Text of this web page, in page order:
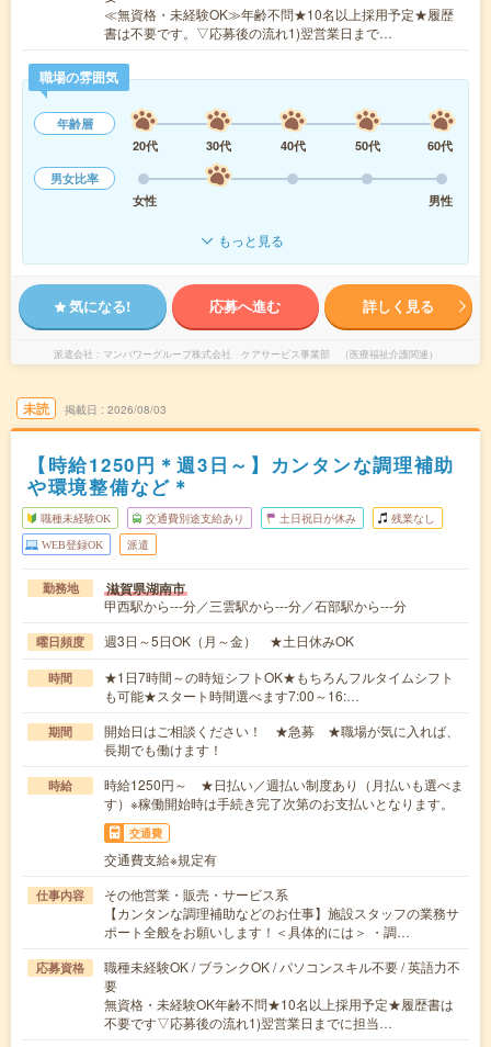
≪無資格・未経験OK≫年齢不問★10名以上採用予定★履歴
書は不要です。▽応募後の流れ1)翌営業日まで…
職場の雰囲気
年齢層
20代
30代 40代 50代
60代
男女比率
女性
男性
もっと見る
気になる! 応募へ進む 詳しく見る
派遣会社 マンパワーグループ株式会社 ケアサービス事業部 （医療福祉介護関連）
未読 掲載日 2026/08/03
【時給1250円＊週3日～】カンタンな調理補助
や環境整備など＊
職種未経験OK 交通費別途支給あり 土日祝日が休み 残業なし
WEB登録OK 派遣
勤務地 滋賀県湖南市
甲西駅から---分／三雲駅から---分／石部駅から---分
曜日頻度 週3日～5日OK（月～金） ★土日休みOK
時間
★1日7時間～の時短シフトOK★もちろんフルタイムシフト
も可能★スタート時間選べます7:00～16:…
期間
開始日はご相談ください！ ★急募 ★職場が気に入れば、
長期でも働けます！
時給
時給1250円～ ★日払い／週払い制度あり（月払いも選べま
す）※稼働開始時は手続き完了次第のお支払いとなります。
交通費
交通費支給※規定有
仕事内容
その他営業・販売・サービス系
【カンタンな調理補助などのお仕事】施設スタッフの業務サ
ポート全般をお願いします！＜具体的には＞ ・調…
応募資格
職種未経験OK / ブランクOK / パソコンスキル不要 / 英語力不
要
無資格・未経験OK年齢不問★10名以上採用予定★履歴書は
不要です▽応募後の流れ1)翌営業日までに担当…